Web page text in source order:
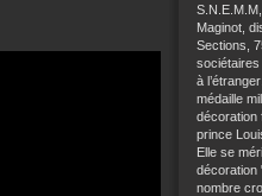
Maginot,
Sections,
à
médaille
décoration
prince
Elle se
décoration
nombre